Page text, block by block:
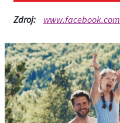
Zdroj: www.facebook.com